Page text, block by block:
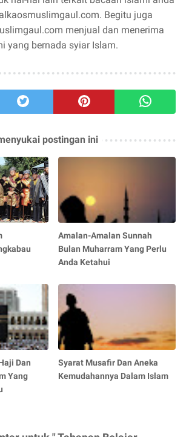
Begitu juga
menjual dan menerima
yang bernada syiar Islam.
postingan ini
Amalan-Amalan Sunnah
Bulan Muharram Yang Perlu
Anda Ketahui
Dan
Yang
Syarat Musafir Dan Aneka
Kemudahannya Dalam Islam